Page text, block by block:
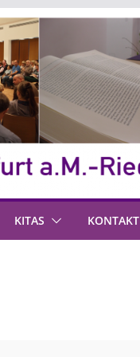
KITAS KONTAKT